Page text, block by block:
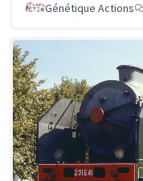
Génétique Actions